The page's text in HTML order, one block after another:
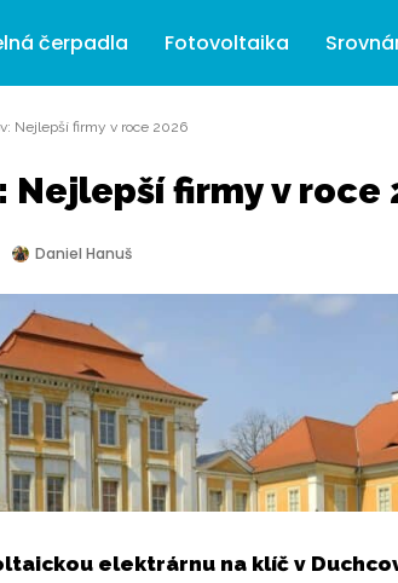
čerpadla Fotovoltaika
Nejlepší firmy v roce 2026
firmy v roce
Daniel Hanuš
elektrárnu na klíč v